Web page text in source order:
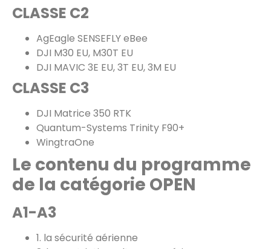
CLASSE C2
AgEagle SENSEFLY eBee
DJI M30 EU, M30T EU
DJI MAVIC 3E EU, 3T EU, 3M EU
CLASSE C3
DJI Matrice 350 RTK
Quantum-Systems Trinity F90+
WingtraOne
Le contenu du programme
de la catégorie OPEN
A1-A3
1. la sécurité aérienne